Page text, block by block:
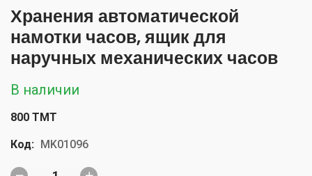
Хранения автоматической
намотки часов, ящик для
наручных механических часов
В наличии
800 TMT
Код: MK01096